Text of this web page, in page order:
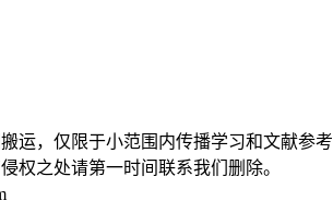
运，仅限于小范围内传播学习和文献参考
权之处请第一时间联系我们删除。